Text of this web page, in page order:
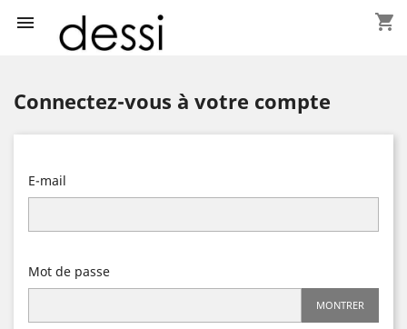
 shopping_cart
Connectez-vous à votre compte
E-mail
Mot de passe
MONTRER